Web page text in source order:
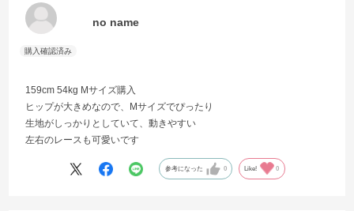
no name
159cm 54kg Mサイズ購入
ヒップが大きめなので、Mサイズでぴったり
生地がしっかりとしていて、動きやすい
左右のレースも可愛いです
参考になった 0 Like! 0